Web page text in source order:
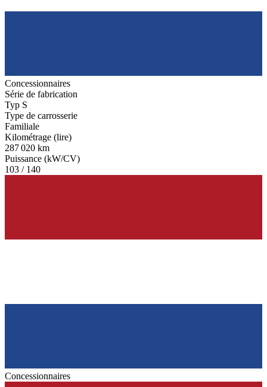
Concessionnaires
Série de fabrication
Typ S
Type de carrosserie
Familiale
Kilométrage (lire)
287 020 km
Puissance (kW/CV)
103 / 140
Concessionnaires